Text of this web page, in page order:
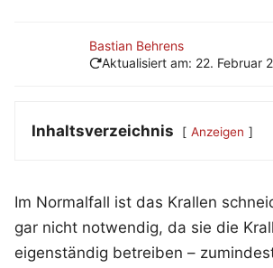
Bastian Behrens
Aktualisiert am: 22. Februar
Inhaltsverzeichnis Anzeigen
Im Normalfall ist das Krallen
gar nicht notwendig, da sie die
eigenständig betreiben –